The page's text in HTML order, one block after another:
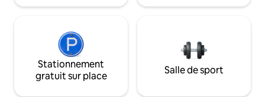
Stationnement
gratuit sur place
Salle de sport